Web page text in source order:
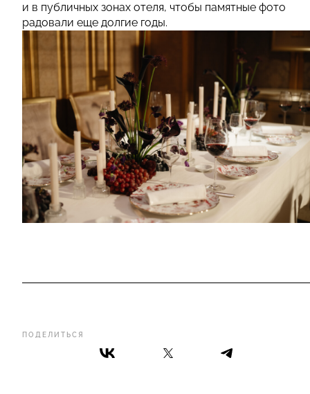
ПОДЕЛИТЬСЯ
и в публичных зонах отеля, чтобы памятные фото
радовали еще долгие годы.